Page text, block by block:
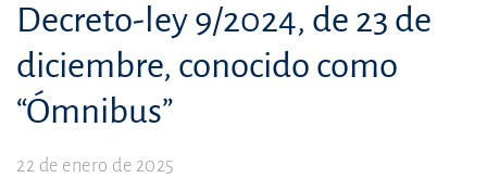
Decreto-ley 9/2024, de 23 de
diciembre, conocido como
“Ómnibus”
22 de enero de 2025